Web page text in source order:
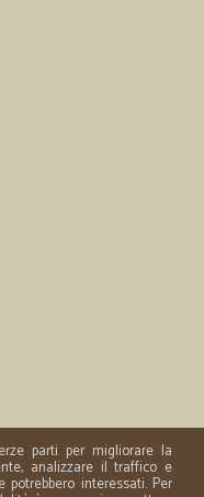
parti per migliorare la
analizzare il traffico e
interessati. Per